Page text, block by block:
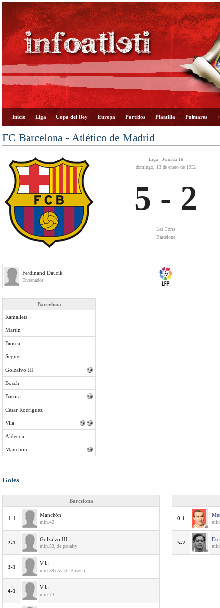
Inicio Liga Copa del Rey Europa Partidos Plantilla Palmarés
FC Barcelona - Atlético de Madrid
Liga - Jornada 18
domingo, 13 de enero de 1952
5 - 2
Les Corts
Barcelona
Ferdinand Daucik
Entrenador
Barcelona
Ramallets
Martín
Biosca
Seguer
Golzalvo III
Bosch
Basora
César Rodríguez
Vila
Aldecoa
Manchón
Goles
Barcelona
1-1
Manchón
min.42
2-1
Golzalvo III
min.53, de penalty
3-1
Vila
min.59 (Asist: Basora)
4-1
Vila
min.73
0-1
5-2